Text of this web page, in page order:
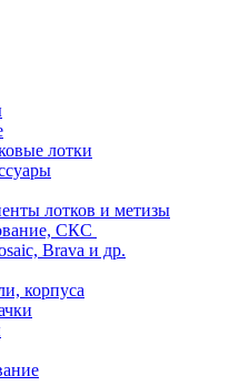
лотки
лотков и метизы
СКС
Brava и др.
корпуса